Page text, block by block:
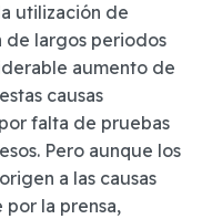
utilización de
de largos periodos
aumento de
causas
falta de pruebas
Pero aunque los
a las causas
la prensa,